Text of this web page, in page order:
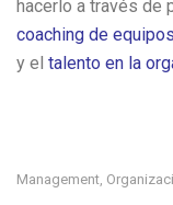
hacerlo a través de
coaching de equipos
y el talento en la
Management,